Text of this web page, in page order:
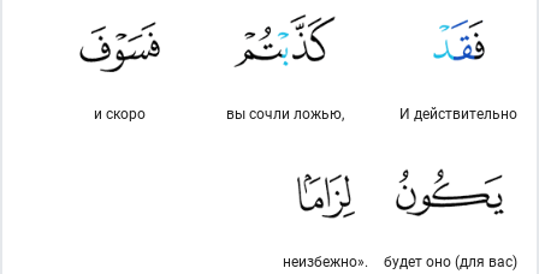
И действительно
вы сочли ложью,
и скоро
будет оно (для вас)
неизбежно».